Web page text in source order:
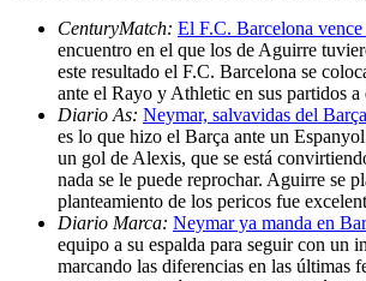
CenturyMatch: El F.C. Barcelona
encuentro en el que los de Aguirre
este resultado el F.C. Barcelona se
ante el Rayo y Athletic en sus partidos
Diario As: Neymar, salvavidas del Barça
es lo que hizo el Barça ante un
un gol de Alexis, que se está
nada se le puede reprochar. Aguirre se
planteamiento de los pericos fue
Diario Marca: Neymar ya manda en
equipo a su espalda para seguir con un
marcando las diferencias en las últimas